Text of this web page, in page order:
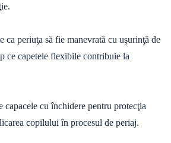
ca periuţa să fie manevrată cu uşurinţă de
ce capetele flexibile contribuie la
capacele cu închidere pentru protecţia
copilului în procesul de periaj.